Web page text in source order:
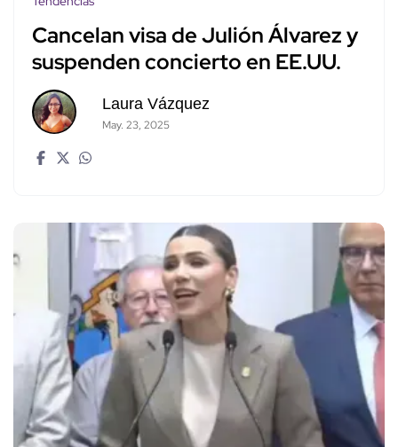
Cancelan visa de Julión Álvarez y
suspenden concierto en EE.UU.
Laura Vázquez
May. 23, 2025